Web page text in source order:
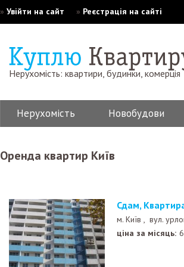
» Увійти на сайт » Реєстрація на сайті
Нерухомість: квартири, будинки, комерція
Нерухомість Новобудови
Оренда квартир Київ
Сдам,
м. Київ , вул.
ціна за місяць: